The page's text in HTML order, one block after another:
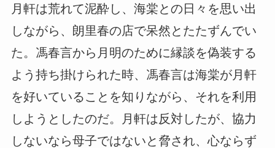
月軒は荒れて泥酔し、海棠との日々を思い出
しながら、朗里春の店で呆然とたたずんでい
た。馮春言から月明のために縁談を偽装する
よう持ち掛けられた時、馮春言は海棠が月軒
を好いていることを知りながら、それを利用
しようとしたのだ。月軒は反対したが、協力
しないなら母子ではないと脅され、心ならず